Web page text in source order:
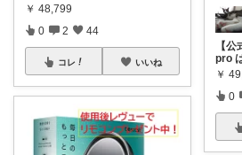
￥ 48,799
0 2 44
コレ いいね
【
pro
￥
0